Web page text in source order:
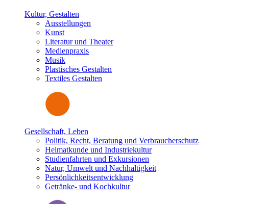
Kultur, Gestalten
Ausstellungen
Kunst
Literatur und Theater
Medienpraxis
Musik
Plastisches Gestalten
Textiles Gestalten
Gesellschaft, Leben
Politik, Recht, Beratung und Verbraucherschutz
Heimatkunde und Industriekultur
Studienfahrten und Exkursionen
Natur, Umwelt und Nachhaltigkeit
Persönlichkeitsentwicklung
Getränke- und Kochkultur